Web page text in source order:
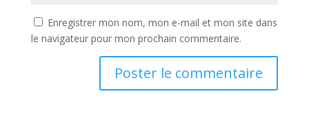
Enregistrer mon nom, mon e-mail et mon site dans
le navigateur pour mon prochain commentaire.